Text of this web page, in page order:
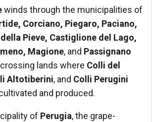
winds through the municipalities of
Corciano, Piegaro, Paciano,
Pieve, Castiglione del Lago,
Magione, and Passignano
crossing lands where Colli del
Altotiberini, and Colli Perugini
and produced.
of Perugia, the grape-